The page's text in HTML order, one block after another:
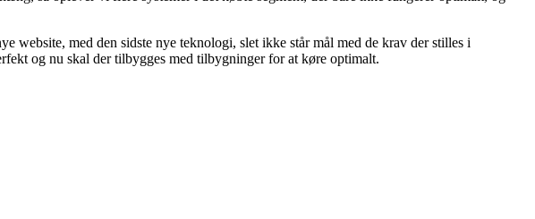
website, med den sidste nye teknologi, slet ikke står mål med de krav der stilles i
og nu skal der tilbygges med tilbygninger for at køre optimalt.